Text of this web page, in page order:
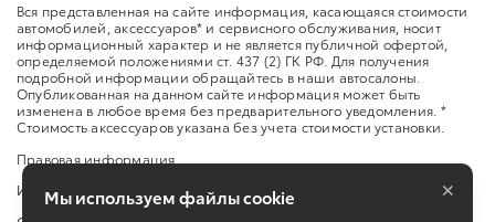
Вся представленная на сайте информация, касающаяся стоимости
автомобилей, аксессуаров* и сервисного обслуживания, носит
информационный характер и не является публичной офертой,
определяемой положениями ст. 437 (2) ГК РФ. Для получения
подробной информации обращайтесь в наши автосалоны.
Опубликованная на данном сайте информация может быть
изменена в любое время без предварительного уведомления. *
Стоимость аксессуаров указана без учета стоимости установки.
Правовая информация
Изменить настройку cookies
Мы используем файлы cookie ×